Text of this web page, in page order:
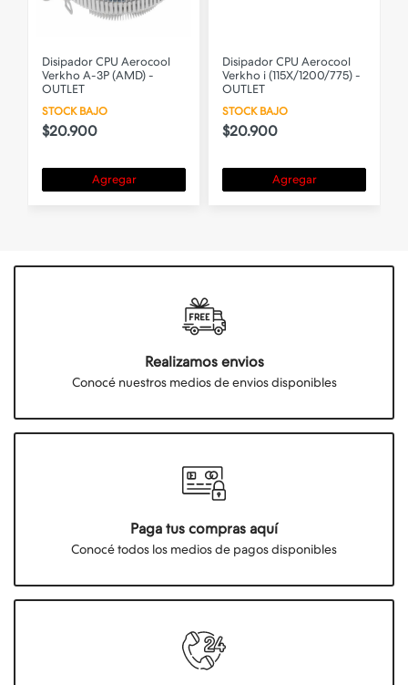
Disipador CPU Aerocool
Verkho A-3P (AMD) -
OUTLET
STOCK BAJO
$20.900
Agregar
Disipador CPU Aerocool
Verkho i (115X/1200/775) -
OUTLET
STOCK BAJO
$20.900
Agregar
Realizamos envios
Conocé nuestros medios de envios disponibles
Paga tus compras aquí
Conocé todos los medios de pagos disponibles